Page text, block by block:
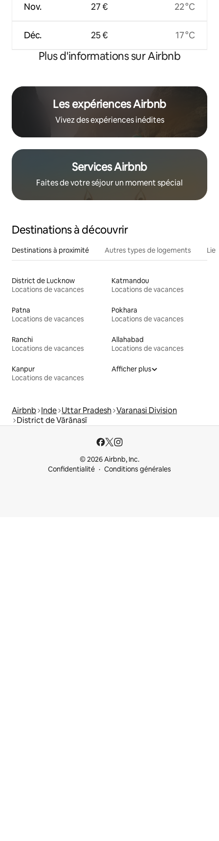
Nov.
Déc.
27 €
25 €
22 °C
17 °C
Plus d'informations sur Airbnb
Les expériences Airbnb
Vivez des expériences inédites
Services Airbnb
Faites de votre séjour un moment spécial
Destinations à découvrir
Destinations à proximité Autres types de logements
District de Lucknow
Locations de vacances
Katmandou
Locations de vacances
Patna
Locations de vacances
Pokhara
Locations de vacances
Ranchi
Locations de vacances
Allahabad
Locations de vacances
Kanpur
Locations de vacances
Afficher plus
Airbnb Inde Uttar Pradesh Varanasi Division
District de Vārānasī
© 2026 Airbnb, Inc.
Confidentialité
Conditions générales